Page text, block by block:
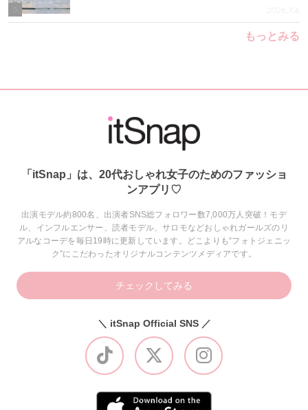
2026.7.6
もっとみる
「itSnap」は、20代おしゃれ女子のためのファッショ
ンアプリ♡
出演モデル約800名、出演者SNS総フォロワー数7,000万人突破！モデ
ル、インフルエンサー、読者モデル、サロモなどおしゃれガールズのリ
アルなコーデを毎日19時に更新しています。どこよりも“フォトジェニッ
ク”にこだわったオリジナルコンテンツメディアです。
チェックしてみる
＼ itSnap Official SNS ／